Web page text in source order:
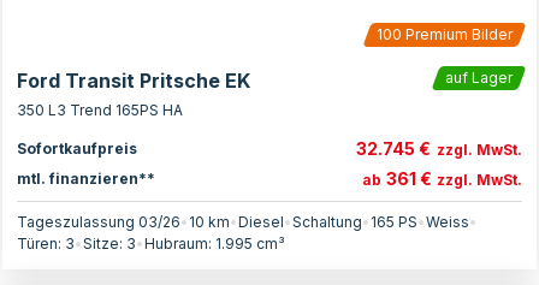
100 Premium Bilder
Ford Transit Pritsche EK
auf Lager
350 L3 Trend 165PS HA
Sofortkaufpreis 32.745 € zzgl. MwSt.
mtl. finanzieren**
ab 361 € zzgl. MwSt.
Tageszulassung 03/26• 10 km•Diesel•Schaltung• 165 PS•Weiss•
Türen: 3•Sitze: 3•Hubraum: 1.995 cm³